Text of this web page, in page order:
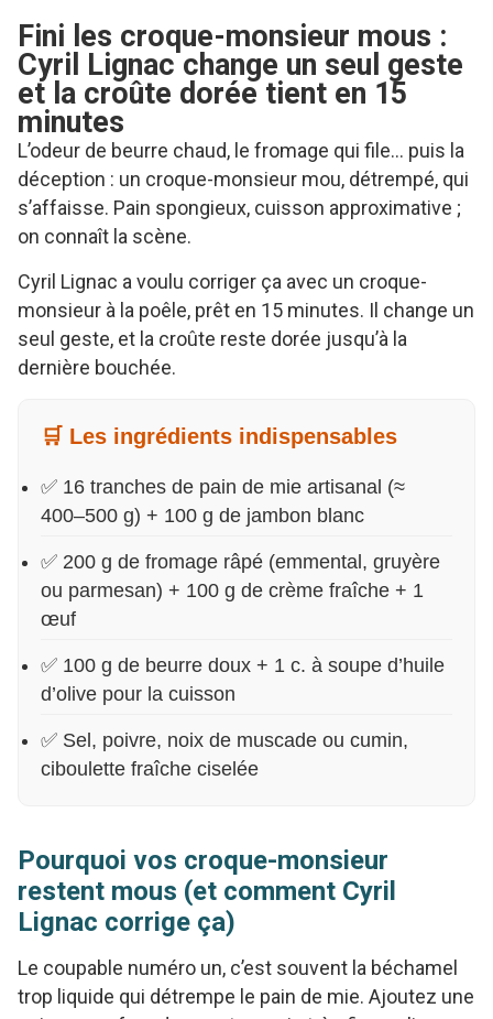
Fini les croque-monsieur mous :
Cyril Lignac change un seul geste
et la croûte dorée tient en 15
minutes
L’odeur de beurre chaud, le fromage qui file… puis la
déception : un croque-monsieur mou, détrempé, qui
s’affaisse. Pain spongieux, cuisson approximative ;
on connaît la scène.
Cyril Lignac a voulu corriger ça avec un croque-
monsieur à la poêle, prêt en 15 minutes. Il change un
seul geste, et la croûte reste dorée jusqu’à la
dernière bouchée.
🛒 Les ingrédients indispensables
✅ 16 tranches de pain de mie artisanal (≈
400–500 g) + 100 g de jambon blanc
✅ 200 g de fromage râpé (emmental, gruyère
ou parmesan) + 100 g de crème fraîche + 1
œuf
✅ 100 g de beurre doux + 1 c. à soupe d’huile
d’olive pour la cuisson
✅ Sel, poivre, noix de muscade ou cumin,
ciboulette fraîche ciselée
Pourquoi vos croque-monsieur
restent mous (et comment Cyril
Lignac corrige ça)
Le coupable numéro un, c’est souvent la béchamel
trop liquide qui détrempe le pain de mie. Ajoutez une